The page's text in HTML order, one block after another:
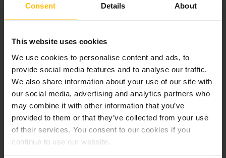
Consent Details About
This website uses cookies
We use cookies to personalise content and ads, to
provide social media features and to analyse our traffic.
We also share information about your use of our site with
our social media, advertising and analytics partners who
may combine it with other information that you’ve
provided to them or that they’ve collected from your use
of their services. You consent to our cookies if you
continue to use our website.
1. krok: Vstupná kontrola
2. krok: Demontáž